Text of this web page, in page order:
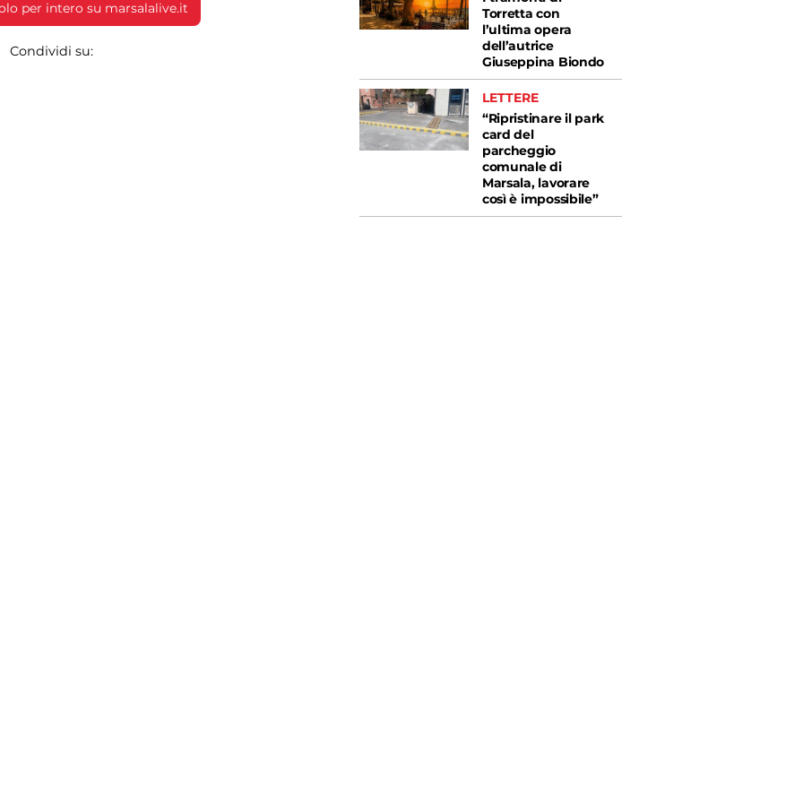
per intero su marsalalive.it
Condividi su:
Torretta con
l’ultima opera
dell’autrice
Giuseppina Biondo
LETTERE
“Ripristinare il park
card del
parcheggio
comunale di
Marsala, lavorare
così è impossibile”